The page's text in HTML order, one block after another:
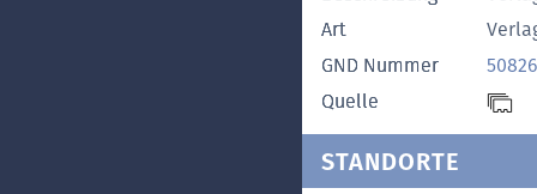
Art
GND Nummer
Quelle
STANDORTE